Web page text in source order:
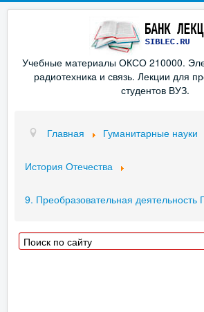
Учебные материалы ОКСО 210000.
радиотехника и связь. Лекции для
студентов ВУЗ.
Главная Гуманитарные науки
История Отечества
9. Преобразовательная деятельность